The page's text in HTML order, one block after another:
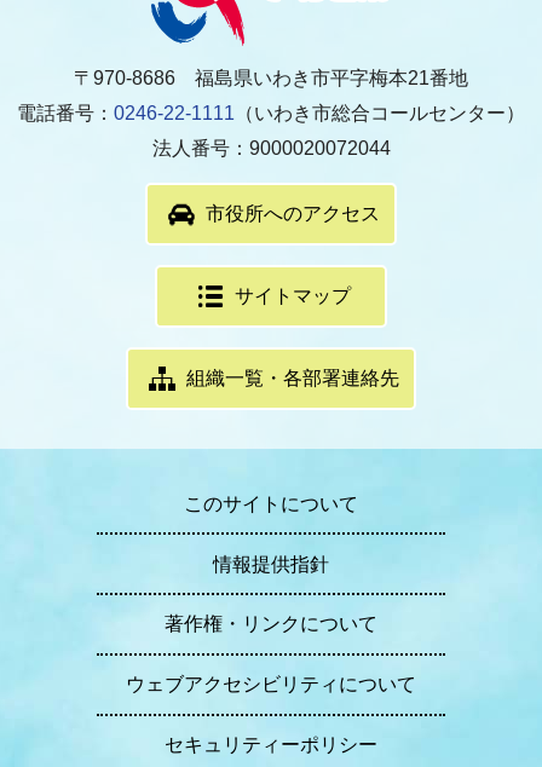
〒970-8686 福島県いわき市平字梅本21番地
電話番号： 0246-22-1111 （いわき市総合コールセンター）
法人番号：9000020072044
市役所へのアクセス
サイトマップ
組織一覧・各部署連絡先
このサイトについて
情報提供指針
著作権・リンクについて
ウェブアクセシビリティについて
セキュリティーポリシー